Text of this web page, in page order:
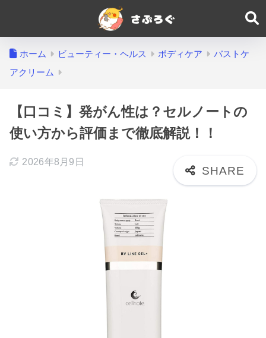
ホーム ビューティー・ヘルス ボディケア
バストケ
アクリーム
【口コミ】発がん性は？セルノートの
使い方から評価まで徹底解説！！
2026年8月9日